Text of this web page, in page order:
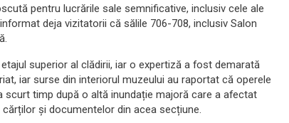
pentru lucrările sale semnificative, inclusiv cele ale
deja vizitatorii că sălile 706-708, inclusiv Salon
superior al clădirii, iar o expertiză a fost demarată
iar surse din interiorul muzeului au raportat că operele
timp după o altă inundație majoră care a afectat
și documentelor din acea secțiune.